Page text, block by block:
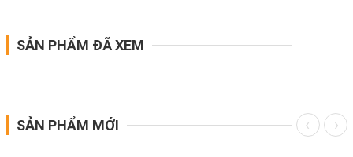
SẢN PHẨM ĐÃ XEM
SẢN PHẨM MỚI